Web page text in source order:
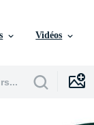
Vidéos